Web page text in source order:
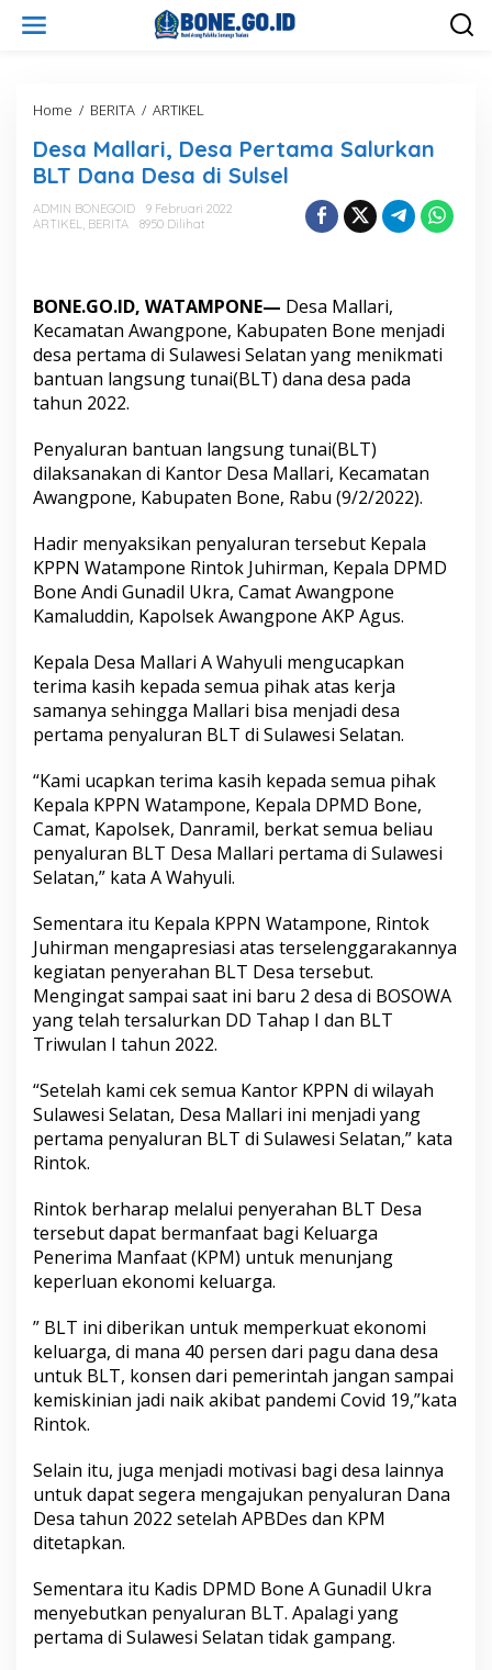
Home / BERITA / ARTIKEL
s
a
M
a
i
,
D
e
s
e
r
t
a
a
S
a
l
u
k
a
n
B
L
D
a
n
a
D
e
a
d
i
S
u
l
s
Desa Mallari, Desa Pertama Salurkan
BLT Dana Desa di Sulsel
ADMIN BONEGOID
9 Februari 2022
ARTIKEL, BERITA 8950 Dilihat
BONE.GO.ID, WATAMPONE— Desa Mallari,
Kecamatan Awangpone, Kabupaten Bone menjadi
desa pertama di Sulawesi Selatan yang menikmati
bantuan langsung tunai(BLT) dana desa pada
tahun 2022.
Penyaluran bantuan langsung tunai(BLT)
dilaksanakan di Kantor Desa Mallari, Kecamatan
Awangpone, Kabupaten Bone, Rabu (9/2/2022).
Hadir menyaksikan penyaluran tersebut Kepala
KPPN Watampone Rintok Juhirman, Kepala DPMD
Bone Andi Gunadil Ukra, Camat Awangpone
Kamaluddin, Kapolsek Awangpone AKP Agus.
Kepala Desa Mallari A Wahyuli mengucapkan
terima kasih kepada semua pihak atas kerja
samanya sehingga Mallari bisa menjadi desa
pertama penyaluran BLT di Sulawesi Selatan.
“Kami ucapkan terima kasih kepada semua pihak
Kepala KPPN Watampone, Kepala DPMD Bone,
Camat, Kapolsek, Danramil, berkat semua beliau
penyaluran BLT Desa Mallari pertama di Sulawesi
Selatan,” kata A Wahyuli.
Sementara itu Kepala KPPN Watampone, Rintok
Juhirman mengapresiasi atas terselenggarakannya
kegiatan penyerahan BLT Desa tersebut.
Mengingat sampai saat ini baru 2 desa di BOSOWA
yang telah tersalurkan DD Tahap I dan BLT
Triwulan I tahun 2022.
“Setelah kami cek semua Kantor KPPN di wilayah
Sulawesi Selatan, Desa Mallari ini menjadi yang
pertama penyaluran BLT di Sulawesi Selatan,” kata
Rintok.
Rintok berharap melalui penyerahan BLT Desa
tersebut dapat bermanfaat bagi Keluarga
Penerima Manfaat (KPM) untuk menunjang
keperluan ekonomi keluarga.
” BLT ini diberikan untuk memperkuat ekonomi
keluarga, di mana 40 persen dari pagu dana desa
untuk BLT, konsen dari pemerintah jangan sampai
kemiskinian jadi naik akibat pandemi Covid 19,”kata
Rintok.
Selain itu, juga menjadi motivasi bagi desa lainnya
untuk dapat segera mengajukan penyaluran Dana
Desa tahun 2022 setelah APBDes dan KPM
ditetapkan.
Sementara itu Kadis DPMD Bone A Gunadil Ukra
menyebutkan penyaluran BLT. Apalagi yang
pertama di Sulawesi Selatan tidak gampang.